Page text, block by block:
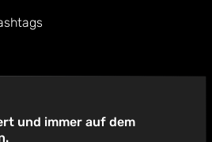
und immer auf dem